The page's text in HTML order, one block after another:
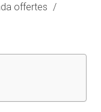
offertes /